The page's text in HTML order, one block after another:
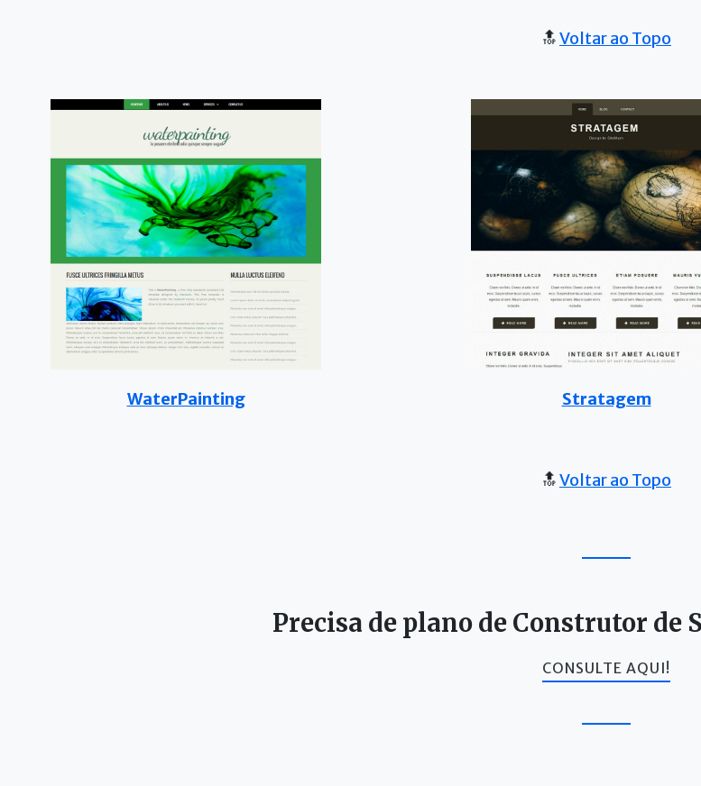
🔝Voltar ao Topo
WaterPainting Stratagem
🔝Voltar ao Topo
Precisa de plano de Construtor de
CONSULTE AQUI!